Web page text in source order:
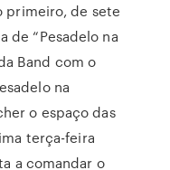
primeiro, de sete
de “Pesadelo na
Band com o
na
o espaço das
terça-feira
a comandar o